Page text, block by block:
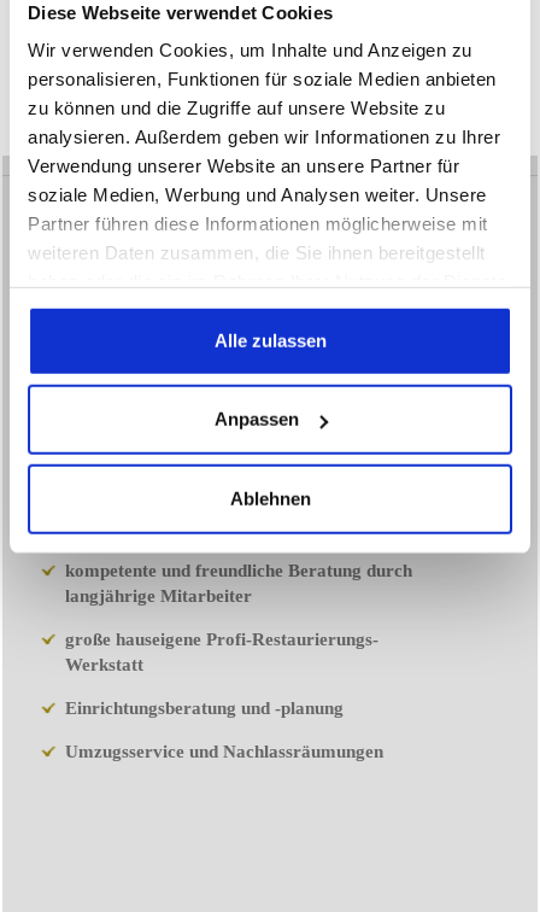
Diese Webseite verwendet Cookies
Wir verwenden Cookies, um Inhalte und Anzeigen zu
personalisieren, Funktionen für soziale Medien anbieten
zu können und die Zugriffe auf unsere Website zu
analysieren. Außerdem geben wir Informationen zu Ihrer
Verwendung unserer Website an unsere Partner für
soziale Medien, Werbung und Analysen weiter. Unsere
Partner führen diese Informationen möglicherweise mit
weiteren Daten zusammen, die Sie ihnen bereitgestellt
gesammelt haben.
Alle zulassen
Anpassen
Ablehnen
Bitte beachten Sie dieDatenschutzerklärung >
GEORG BRITSCH
Fachhandel für Antiquitäten aus
Bodenseeschränke
35 Jahre Kompetenz und Erfahrung in
Kunsthandel und Restaurierung
Kunsthandel bereits in der 2. Generation seit
1966
kompetente und freundliche Beratung durch
langjährige Mitarbeiter
große hauseigene Profi-Restaurierungs-
Werkstatt
Einrichtungsberatung und -planung
Umzugsservice und Nachlassräumungen